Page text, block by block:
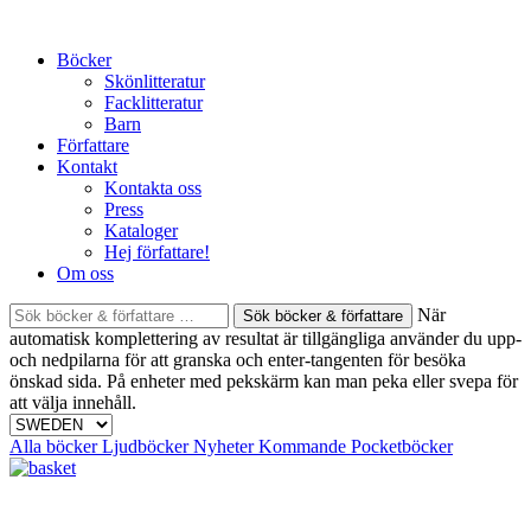
contentBöcker
Skönlitteratur
Facklitteratur
Barn
Författare
Kontakt
Kontakta oss
Press
Kataloger
Hej författare!
Om oss
Sök
böcker
&
författare
efter:
När
automatisk komplettering av resultat är tillgängliga använder du upp-
och nedpilarna för att granska och enter-tangenten för besöka
önskad sida. På enheter med pekskärm kan man peka eller svepa för
att välja innehåll.
Alla böckerLjudböckerNyheterKommande Pocketböcker